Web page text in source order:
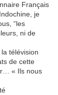
Français
je
“les
ni de
la télévision
de cette
« Ils nous